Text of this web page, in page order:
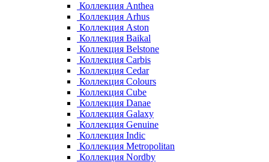
Коллекция Anthea
Коллекция Arhus
Коллекция Aston
Коллекция Baikal
Коллекция Belstone
Коллекция Carbis
Коллекция Cedar
Коллекция Colours
Коллекция Cube
Коллекция Danae
Коллекция Galaxy
Коллекция Genuine
Коллекция Indic
Коллекция Metropolitan
Коллекция Nordby